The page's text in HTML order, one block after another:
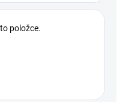
položce.